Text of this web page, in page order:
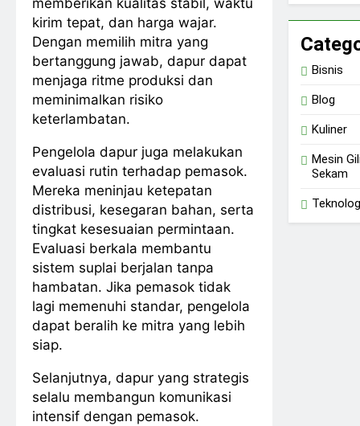
kirim tepat, dan harga wajar.
Dengan memilih mitra yang
bertanggung jawab, dapur dapat
menjaga ritme produksi dan
meminimalkan risiko
keterlambatan.
Pengelola dapur juga melakukan
evaluasi rutin terhadap pemasok.
Mereka meninjau ketepatan
distribusi, kesegaran bahan, serta
tingkat kesesuaian permintaan.
Evaluasi berkala membantu
sistem suplai berjalan tanpa
hambatan. Jika pemasok tidak
lagi memenuhi standar, pengelola
dapat beralih ke mitra yang lebih
siap.
Selanjutnya, dapur yang strategis
selalu membangun komunikasi
intensif dengan pemasok.
Bisnis
Blog
Kuliner
Mesin
Sekam